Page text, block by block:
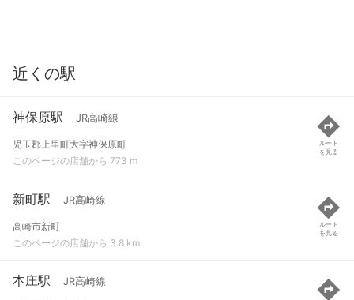
近くの駅
神保原駅 JR高崎線
児玉郡上里町大字神保原町
このページの店舗から 773 m
ルート
を見る
新町駅 JR高崎線
高崎市新町
このページの店舗から 3.8 km
ルート
を見る
本庄駅 JR高崎線